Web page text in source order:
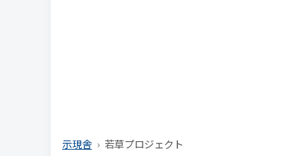
示現舎 若草プロジェクト